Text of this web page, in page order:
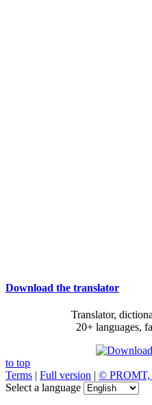
Download the translator
Translator,
20+ languages,
to top
Terms | Full version | © PROMT,
Select a language